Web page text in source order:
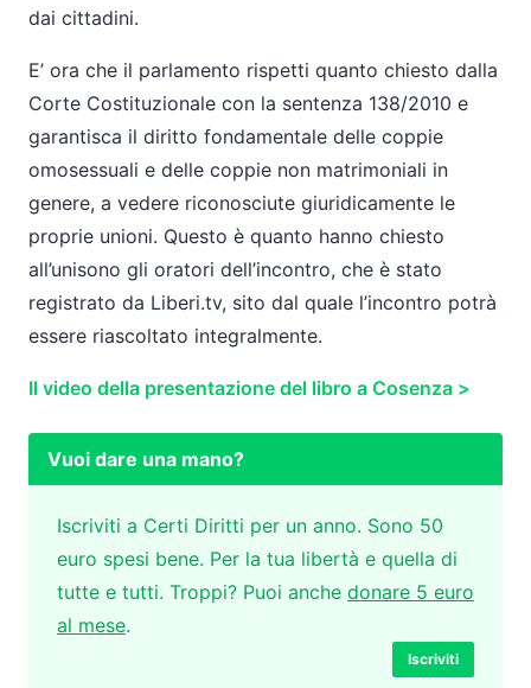
dai cittadini.
E’ ora che il parlamento rispetti quanto chiesto dalla
Corte Costituzionale con la sentenza 138/2010 e
garantisca il diritto fondamentale delle coppie
omosessuali e delle coppie non matrimoniali in
genere, a vedere riconosciute giuridicamente le
proprie unioni. Questo è quanto hanno chiesto
all’unisono gli oratori dell’incontro, che è stato
registrato da Liberi.tv, sito dal quale l’incontro potrà
essere riascoltato integralmente.
Il video della presentazione del libro a Cosenza >
Vuoi dare una mano?
Iscriviti a Certi Diritti per un anno. Sono 50
euro spesi bene. Per la tua libertà e quella di
tutte e tutti. Troppi? Puoi anche donare 5 euro
al mese.
Iscriviti